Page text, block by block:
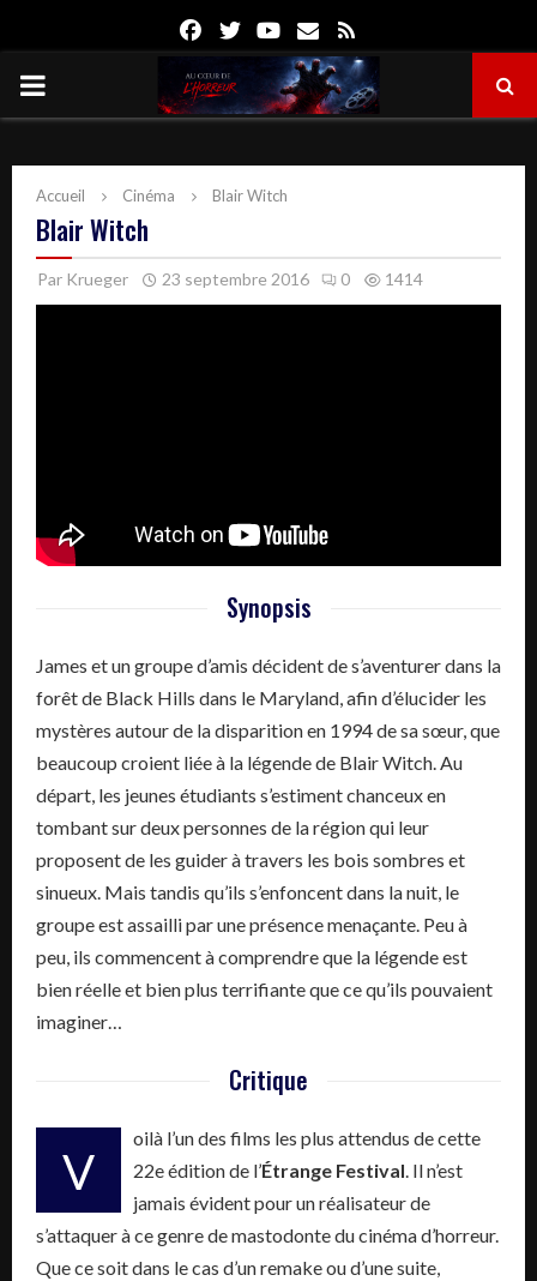
FacebookTwitterYoutube
Email
PRIMARY
Accueil Cinéma Blair Witch
Blair Witch
Par Krueger 23 septembre 2016 0 1414
Synopsis
James et un groupe d’amis décident de s’aventurer dans la
forêt de Black Hills dans le Maryland, afin d’élucider les
mystères autour de la disparition en 1994 de sa sœur, que
beaucoup croient liée à la légende de Blair Witch. Au
départ, les jeunes étudiants s’estiment chanceux en
tombant sur deux personnes de la région qui leur
proposent de les guider à travers les bois sombres et
sinueux. Mais tandis qu’ils s’enfoncent dans la nuit, le
groupe est assailli par une présence menaçante. Peu à
peu, ils commencent à comprendre que la légende est
bien réelle et bien plus terrifiante que ce qu’ils pouvaient
imaginer…
Critique
V
oilà l’un des films les plus attendus de cette
22e édition de l’Étrange Festival. Il n’est
jamais évident pour un réalisateur de
s’attaquer à ce genre de mastodonte du cinéma d’horreur.
Que ce soit dans le cas d’un remake ou d’une suite,